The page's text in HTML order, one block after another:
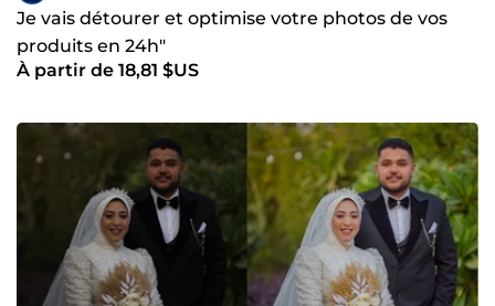
Je vais détourer et optimise votre photos de vos
produits en 24h"
À partir de 18,81 $US